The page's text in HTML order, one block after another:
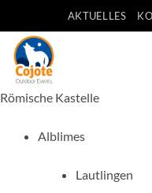
Inhalt
springen
AKTUELLES
Römische Kastelle
Alblimes
Lautlingen